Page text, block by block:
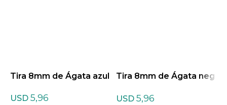
Tira 8mm de Ágata azul
USD 5,96
Tira 8mm de Ágata neg
USD 5,96